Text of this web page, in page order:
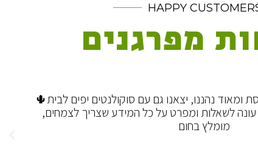
HAPPY
מפרגנים
גם עם סוקולנטים יפים לבית🌵
על כל המידע שצריך לצמחים,
עופר בעל המשתלה
גם בחרנו